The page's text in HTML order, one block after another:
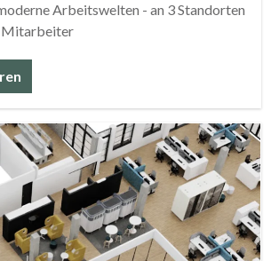
Arbeitswelten - an 3 Standorten
Mitarbeiter